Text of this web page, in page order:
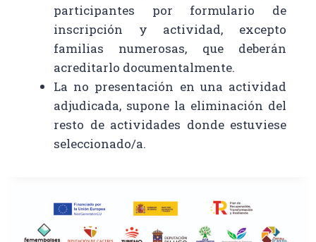
participantes por formulario de
inscripción y actividad, excepto
familias numerosas, que deberán
acreditarlo documentalmente.
La no presentación en una actividad
adjudicada, supone la eliminación del
resto de actividades donde estuviese
seleccionado/a.